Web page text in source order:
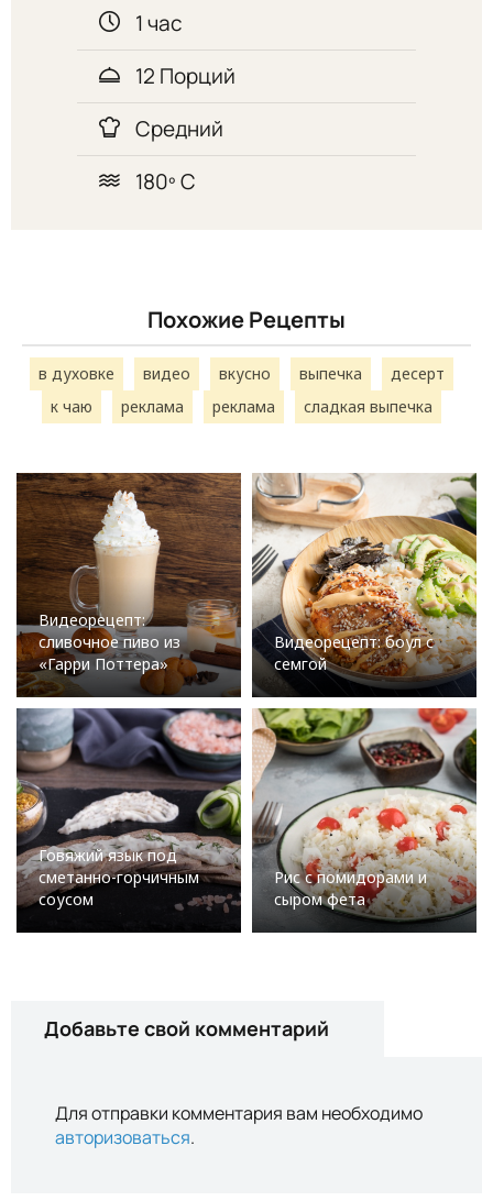
1 час
12 Порций
Средний
180º С
Похожие Рецепты
в духовке видео вкусно выпечка
десерт
к чаю
реклама реклама сладкая выпечка
Видеорецепт:
сливочное пиво из
«Гарри Поттера»
Видеорецепт: боул с
семгой
Говяжий язык под
сметанно-горчичным
соусом
Рис с помидорами и
сыром фета
Добавьте свой комментарий
Для отправки комментария вам необходимо
авторизоваться.